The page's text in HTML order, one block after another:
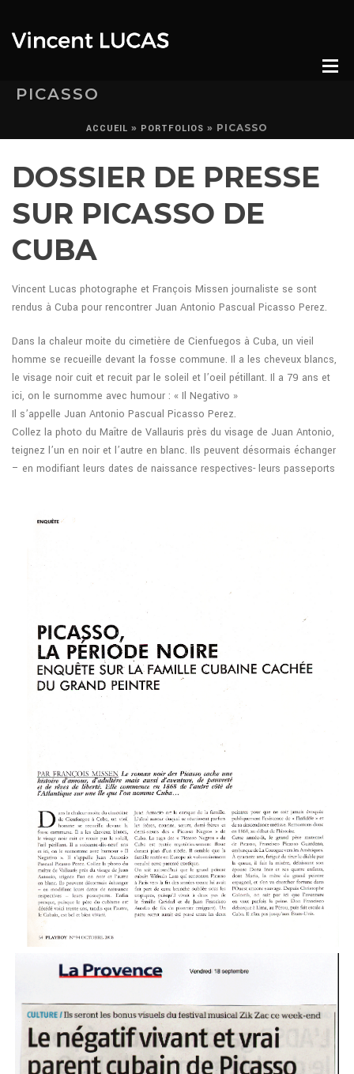
PICASSO
ACCUEIL » PORTFOLIOS » PICASSO
DOSSIER DE PRESSE
SUR PICASSO DE
CUBA
Vincent Lucas photographe et François Missen journaliste se sont
rendus à Cuba pour rencontrer Juan Antonio Pascual Picasso Perez.
Dans la chaleur moite du cimetière de Cienfuegos à Cuba, un vieil
homme se recueille devant la fosse commune. Il a les cheveux blancs,
le visage noir cuit et recuit par le soleil et l’oeil pétillant. Il a 79 ans et
ici, on le surnomme avec humour : « Il Negativo »
Il s’appelle Juan Antonio Pascual Picasso Perez.
Collez la photo du Maître de Vallauris près du visage de Juan Antonio,
teignez l’un en noir et l’autre en blanc. Ils peuvent désormais échanger
– en modifiant leurs dates de naissance respectives- leurs passeports